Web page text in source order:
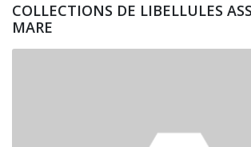
COLLECTIONS DE LIBELLULES
MARE